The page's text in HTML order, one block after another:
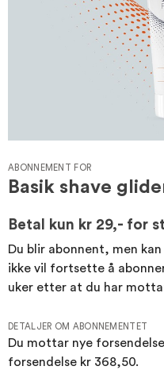
ABONNEMENT FOR
Basik shave
Betal kun kr 29,- for
Du blir abonnent, men
ikke vil fortsette å
uker etter at du har
DETALJER OM ABONNEMENTET
Du mottar nye
forsendelse kr 368,50.